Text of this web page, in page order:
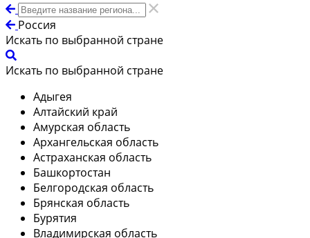
Россия
Искать по выбранной стране
Искать по выбранной стране
Адыгея
Алтайский край
Амурская область
Архангельская область
Астраханская область
Башкортостан
Белгородская область
Брянская область
Бурятия
Владимирская область